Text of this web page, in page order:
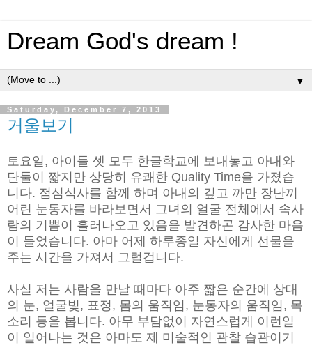
Dream God's dream !
▼
Saturday, December 7, 2013
거울보기
토요일, 아이들 셋 모두 한글학교에 보내놓고 아내와
단둘이 짧지만 상당히 유쾌한 Quality Time을 가졌습
니다. 점심식사를 함께 하며 아내의 깊고 까만 장난끼
어린 눈동자를 바라보면서 그녀의 얼굴 전체에서 속사
람의 기쁨이 흘러나오고 있음을 발견하곤 감사한 마음
이 들었습니다. 아마 어제 하루종일 자신에게 선물을
주는 시간을 가져서 그럴겁니다.
사실 저는 사람을 만날 때마다 아주 짧은 순간에 상대
의 눈, 얼굴빛, 표정, 몸의 움직임, 눈동자의 움직임, 목
소리 등을 봅니다. 아무 부담없이 자연스럽게 이런일
이 일어나는 것은 아마도 제 미술적인 관찰 습관이기